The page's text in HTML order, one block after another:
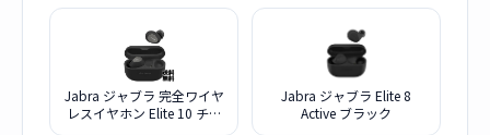
Jabra ジャブラ 完全ワイヤ
レスイヤホン Elite 10 チタ
Jabra ジャブラ Elite 8
Active ブラック